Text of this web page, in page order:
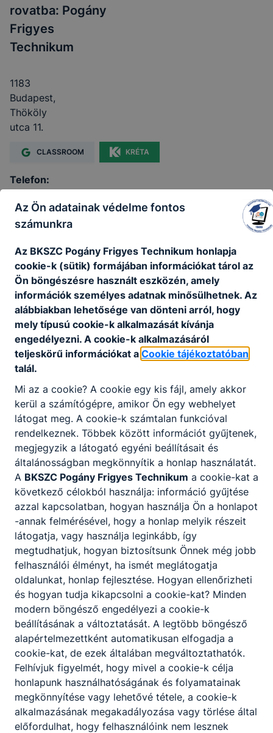
rovatba: Pogány
Frigyes
Technikum
1183
Budapest,
Thököly
utca 11.
CLASSROOM KRÉTA
Telefon:
290-
0642
E-mail:
info@poganyszki.hu
OM
azonosító:
203032/012
Impresszum
Az Ön adatainak védelme fontos
számunkra
Az BKSZC Pogány Frigyes Technikum honlapja
cookie-k (sütik) formájában információkat tárol az
Ön böngészésre használt eszközén, amely
információk személyes adatnak minősülhetnek. Az
alábbiakban lehetősége van dönteni arról, hogy
mely típusú cookie-k alkalmazását kívánja
engedélyezni. A cookie-k alkalmazásáról
teljeskörű információkat a Cookie tájékoztatóban
talál.
Mi az a cookie? A cookie egy kis fájl, amely akkor
kerül a számítógépre, amikor Ön egy webhelyet
látogat meg. A cookie-k számtalan funkcióval
rendelkeznek. Többek között információt gyűjtenek,
megjegyzik a látogató egyéni beállításait és
általánosságban megkönnyítik a honlap használatát.
A BKSZC Pogány Frigyes Technikum a cookie-kat a
következő célokból használja: információ gyűjtése
azzal kapcsolatban, hogyan használja Ön a honlapot
-annak felmérésével, hogy a honlap melyik részeit
látogatja, vagy használja leginkább, így
megtudhatjuk, hogyan biztosítsunk Önnek még jobb
felhasználói élményt, ha ismét meglátogatja
oldalunkat, honlap fejlesztése. Hogyan ellenőrizheti
és hogyan tudja kikapcsolni a cookie-kat? Minden
modern böngésző engedélyezi a cookie-k
beállításának a változtatását. A legtöbb böngésző
alapértelmezettként automatikusan elfogadja a
cookie-kat, de ezek általában megváltoztathatók.
Felhívjuk figyelmét, hogy mivel a cookie-k célja
honlapunk használhatóságának és folyamatainak
megkönnyítése vagy lehetővé tétele, a cookie-k
alkalmazásának megakadályozása vagy törlése által
előfordulhat, hogy felhasználóink nem lesznek